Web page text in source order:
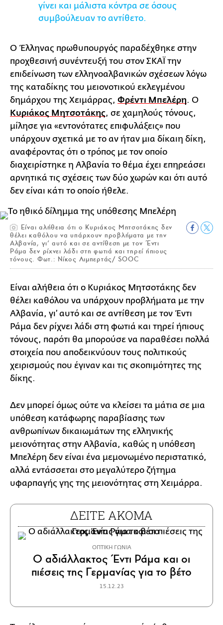
γίνει και μάλιστα κόντρα σε όσους
συμβούλευαν το αντίθετο.
Ο Έλληνας πρωθυπουργός παραδέχθηκε στην
προχθεσινή συνέντευξή του στον ΣΚΑΪ την
επιδείνωση των ελληνοαλβανικών σχέσεων λόγω
της καταδίκης του μειονοτικού εκλεγμένου
δημάρχου της Χειμάρρας, Φρέντι Μπελέρη. Ο
Κυριάκος Μητσοτάκης, σε χαμηλούς τόνους,
μίλησε για «εντονότατες επιφυλάξεις» που
υπάρχουν σχετικά με το αν ήταν μια δίκαιη δίκη,
αναφέροντας ότι ο τρόπος με τον οποίο
διαχειρίστηκε η Αλβανία το θέμα έχει επηρεάσει
αρνητικά τις σχέσεις των δύο χωρών και ότι αυτό
δεν είναι κάτι το οποίο ήθελε.
Είναι αλήθεια ότι ο Κυριάκος Μητσοτάκης δεν
θέλει καθόλου να υπάρχουν προβλήματα με την
Αλβανία, γι’ αυτό και σε αντίθεση με τον Έντι
Ράμα δεν ρίχνει λάδι στη φωτιά και τηρεί ήπιους
τόνους. Φωτ.: Νίκος Λιμπερτάς/ SOOC
Είναι αλήθεια ότι ο Κυριάκος Μητσοτάκης δεν
θέλει καθόλου να υπάρχουν προβλήματα με την
Αλβανία, γι’ αυτό και σε αντίθεση με τον Έντι
Ράμα δεν ρίχνει λάδι στη φωτιά και τηρεί ήπιους
τόνους, παρότι θα μπορούσε να παραθέσει πολλά
στοιχεία που αποδεικνύουν τους πολιτικούς
χειρισμούς που έγιναν και τις σκοπιμότητες της
δίκης.
Δεν μπορεί όμως ούτε να κλείσει τα μάτια σε μια
υπόθεση κατάφωρης παραβίασης των
ανθρωπίνων δικαιωμάτων της ελληνικής
μειονότητας στην Αλβανία, καθώς η υπόθεση
Μπελέρη δεν είναι ένα μεμονωμένο περιστατικό,
αλλά εντάσσεται στο μεγαλύτερο ζήτημα
υφαρπαγής γης της μειονότητας στη Χειμάρρα.
ΔΕΙΤΕ ΑΚΟΜΑ
ΟΠΤΙΚΗ ΓΩΝΙΑ
Ο αδιάλλακτος Έντι Ράμα και οι
πιέσεις της Γερμανίας για το βέτο
15.12.23